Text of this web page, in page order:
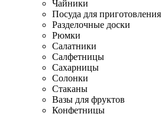
Чайники
Посуда для
Разделочные доски
Рюмки
Салатники
Салфетницы
Сахарницы
Солонки
Стаканы
Вазы для фруктов
Конфетницы